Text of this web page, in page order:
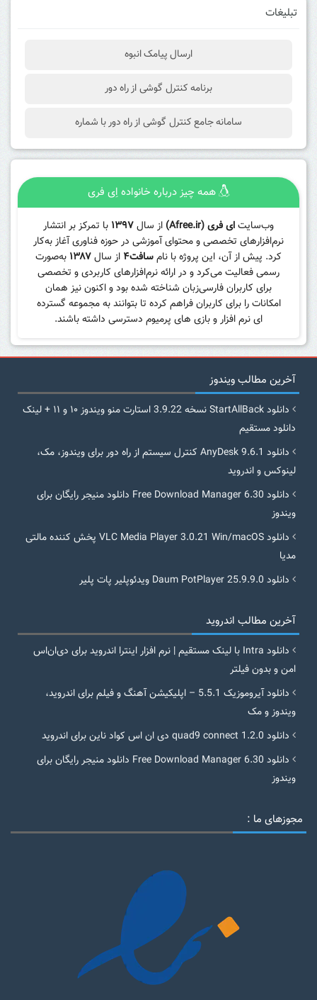
تبلیغات
ارسال پیامک انبوه
برنامه کنترل گوشی از راه دور
سامانه جامع کنترل گوشی از راه دور با شماره
همه چیز درباره خانواده اِی فری
وب‌سایتای فری (Afree.ir) از سال۱۳۹۷ با تمرکز بر انتشار
نرم‌افزارهای تخصصی و محتوای آموزشی در حوزه فناوری آغاز به‌کار
کرد. پیش از آن، این پروژه با نامسافت۴ از سال۱۳۸۷ به‌صورت
رسمی فعالیت می‌کرد و در ارائه نرم‌افزارهای کاربردی و تخصصی
برای کاربران فارسی‌زبان شناخته شده بود و اکنون نیز همان
امکانات را برای کاربران فراهم کرده تا بتوانند به مجموعه گسترده
ای نرم افزار و بازی های پرمیوم دسترسی داشته باشند.
آخرین مطالب ویندوز
دانلود StartAllBack نسخه 3.9.22 استارت منو ویندوز ۱۰ و ۱۱ + لینک
دانلود مستقیم
دانلود AnyDesk 9.6.1 کنترل سیستم از راه دور برای ویندوز، مک،
لینوکس و اندروید
دانلود Free Download Manager 6.30 دانلود منیجر رایگان برای
ویندوز
دانلود VLC Media Player 3.0.21 Win/macOS پخش کننده مالتی
مدیا
دانلود Daum PotPlayer 25.9.9.0 ویدئوپلیر پات پلیر
آخرین مطالب اندروید
دانلود Intra با لینک مستقیم | نرم افزار اینترا اندروید برای دی‌ان‌اس
امن و بدون فیلتر
دانلود آیروموزیک 5.5.1 – اپلیکیشن آهنگ و فیلم برای اندروید،
ویندوز و مک
دانلود quad9 connect 1.2.0 دی ان اس کواد ناین برای اندروید
دانلود Free Download Manager 6.30 دانلود منیجر رایگان برای
ویندوز
مجوزهای ما :